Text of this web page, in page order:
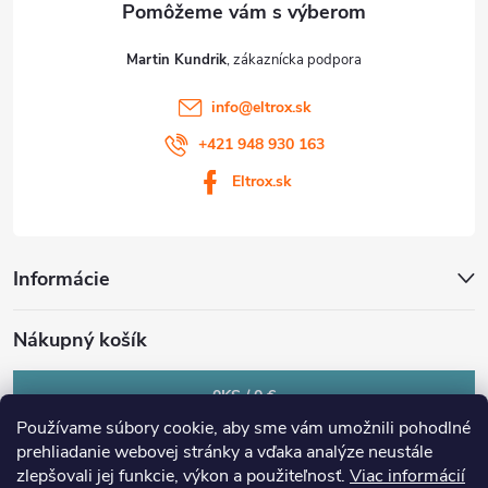
Používame súbory cookie, aby sme vám umožnili pohodlné
prehliadanie webovej stránky a vďaka analýze neustále
zlepšovali jej funkcie, výkon a použiteľnosť. Viac informácií
Martin Kundrik
info@eltrox.sk
+421 948 930 163
Eltrox.sk
Informácie
Nákupný košík
0KS /0 €